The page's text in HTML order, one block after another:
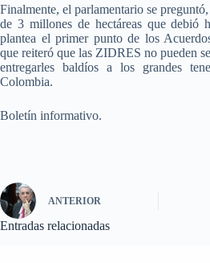
Finalmente, el parlamentario se
de 3 millones de hectáreas que debió
plantea el primer punto de los
que reiteró que las ZIDRES no pueden
entregarles baldíos a los grandes
Colombia.
Boletín informativo.
ANTERIOR
Entradas relacionadas